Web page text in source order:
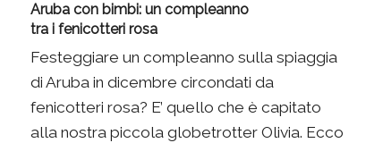
Aruba con bimbi: un compleanno
tra i fenicotteri rosa
Festeggiare un compleanno sulla spiaggia
di Aruba in dicembre circondati da
fenicotteri rosa? E’ quello che è capitato
alla nostra piccola globetrotter Olivia. Ecco